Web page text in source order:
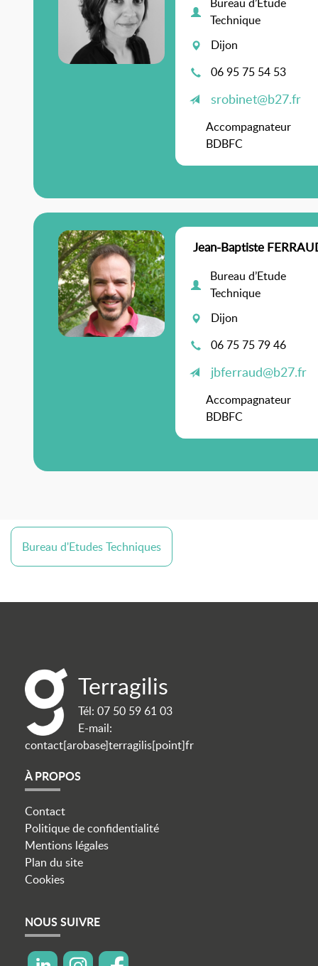
Bureau d’Etude
Technique
Dijon
06 95 75 54 53
srobinet@b27.fr
Accompagnateur
BDBFC
Jean-Baptiste
Bureau d’Etude
Technique
Dijon
06 75 75 79 46
jbferraud@b27.fr
Accompagnateur
BDBFC
Bureau d'Etudes Techniques
Terragilis
Tél: 07 50 59 61 03
E-mail:
contact[arobase]terragilis[point]fr
À PROPOS
Contact
Politique de confidentialité
Mentions légales
Plan du site
Cookies
NOUS SUIVRE
icon linkedinicon instagramicon facebook